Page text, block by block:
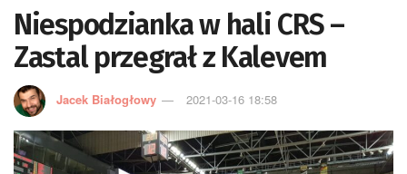
Niespodzianka w hali CRS –
Zastal przegrał z Kalevem
Jacek Białogłowy 2021-03-16 18:58